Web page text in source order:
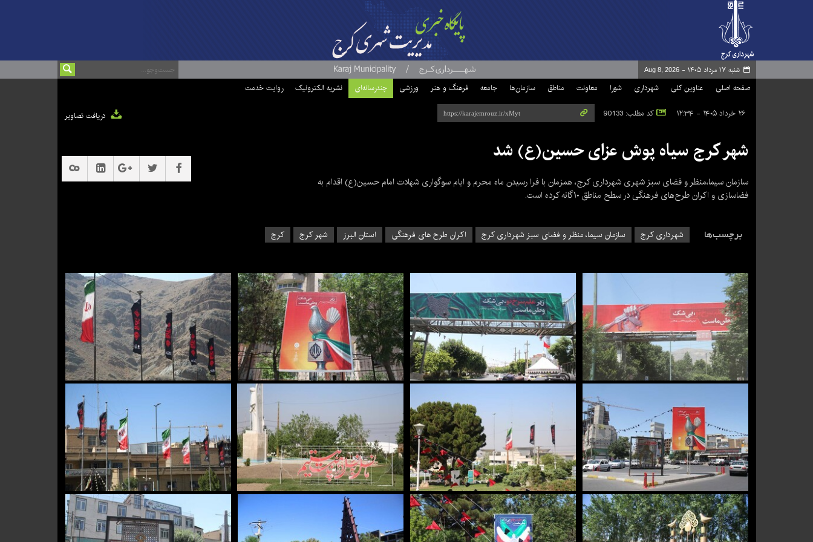
شنبه ۱۷ مرداد ۱۴۰۵ - Aug 8, 2026
صفحه اصلی عناوین کلی شهرداری شورا معاونت مناطق سازمان‌ها جامعه فرهنگ و هنر ورزشی چندرسانه‌ای نشریه الکترونیک روایت خدمت
۲۶ خرداد ۱۴۰۵ - ۱۲:۳۴ کد مطلب: 90133 دریافت تصاویر
شهر کرج سیاه پوش عزای حسین(ع) شد
سازمان سیما،منظر و فضای سبز شهری شهرداری کرج، همزمان با فرا رسیدن ماه محرم و ایام سوگواری شهادت امام حسین(ع) اقدام به
فضاسازی و اکران طرح‌های فرهنگی در سطح مناطق ۱۰گانه کرده است.
برچسب‌ها شهرداری کرج سازمان سیما، منظر و فضای سبز شهرداری کرج اکران طرح های فرهنگی استان البرز شهر کرج کرج